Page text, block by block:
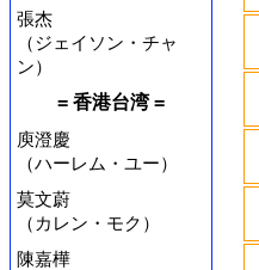
張杰
（ジェイソン・チャ
ン）
= 香港台湾 =
庾澄慶
（ハーレム・ユー）
莫文蔚
（カレン・モク）
陳嘉樺